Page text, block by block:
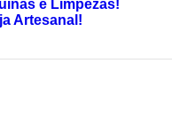
e Limpezas!
Artesanal!